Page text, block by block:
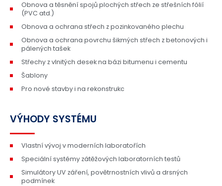
Obnova a těsnění spojů plochých střech ze střešních fólií
(PVC atd.)
Obnova a ochrana střech z pozinkovaného plechu
Obnova a ochrana povrchu šikmých střech z betonových i
pálených tašek
Střechy z vlnitých desek na bázi bitumenu i cementu
Šablony
Pro nové stavby i na rekonstrukc
VÝHODY SYSTÉMU
Vlastní vývoj v moderních laboratořích
Speciální systémy zátěžových laboratorních testů
Simulátory UV záření, povětrnostních vlivů a drsných
podmínek